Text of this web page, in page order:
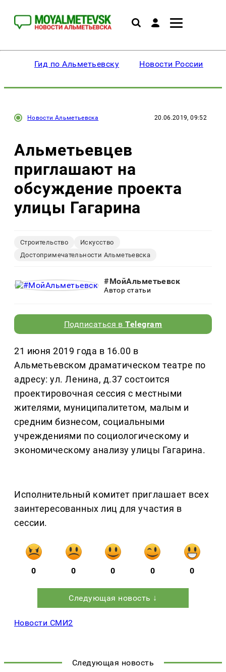
Гид по Альметьевску Новости России
Новости Альметьевска 20.06.2019, 09:52
Альметьевцев
приглашают на
обсуждение проекта
улицы Гагарина
Строительство
Искусство
Достопримечательности Альметьевска
#МойАльметьевск
Автор статьи
Подписаться вTelegram
21 июня 2019 года в 16.00 в
Альметьевском драматическом театре по
адресу: ул. Ленина, д.37 состоится
проектировочная сессия с местными
жителями, муниципалитетом, малым и
средним бизнесом, социальными
учреждениями по социологическому и
экономическому анализу улицы Гагарина.
Исполнительный комитет приглашает всех
заинтересованных лиц для участия в
сессии.
0 0 0 0 0
Следующая новость ↓
Новости СМИ2
Следующая новость